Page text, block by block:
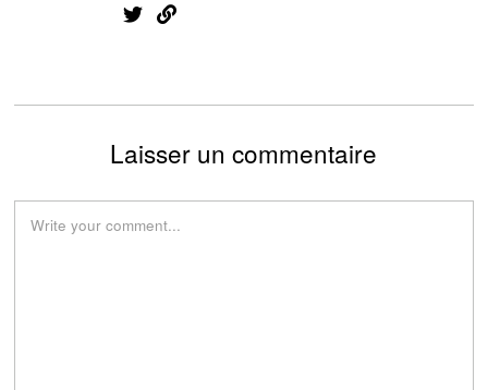
Laisser un commentaire